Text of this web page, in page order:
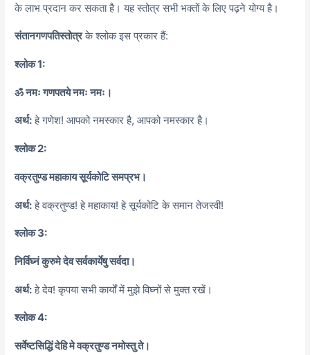
के लाभ प्रदान कर सकता है। यह स्तोत्र सभी भक्तों के लिए पढ़ने योग्य है।
संतानगणपतिस्तोत्रके श्लोक इस प्रकार हैं:
श्लोक 1:
ॐ नमः गणपतये नमः नमः।
अर्थ:हे गणेश! आपको नमस्कार है, आपको नमस्कार है।
श्लोक 2:
वक्रतुण्ड महाकाय सूर्यकोटि समप्रभ।
अर्थ:हे वक्रतुण्ड! हे महाकाय! हे सूर्यकोटि के समान तेजस्वी!
श्लोक 3:
निर्विघ्नं कुरुमे देव सर्वकार्येषु सर्वदा।
अर्थ:हे देव! कृपया सभी कार्यों में मुझे विघ्नों से मुक्त रखें।
श्लोक 4:
सर्वेष्टसिद्धिं देहि मे वक्रतुण्ड नमोस्तु ते।